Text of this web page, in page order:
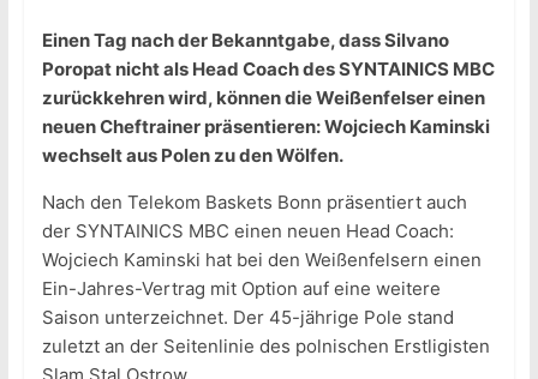
Einen Tag nach der Bekanntgabe, dass Silvano
Poropat nicht als Head Coach des SYNTAINICS MBC
zurückkehren wird, können die Weißenfelser einen
neuen Cheftrainer präsentieren: Wojciech Kaminski
wechselt aus Polen zu den Wölfen.
Nach den Telekom Baskets Bonn präsentiert auch
der SYNTAINICS MBC einen neuen Head Coach:
Wojciech Kaminski hat bei den Weißenfelsern einen
Ein-Jahres-Vertrag mit Option auf eine weitere
Saison unterzeichnet. Der 45-jährige Pole stand
zuletzt an der Seitenlinie des polnischen Erstligisten